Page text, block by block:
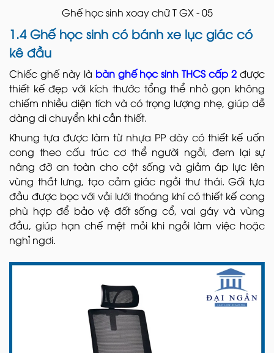
Ghế học sinh xoay chữ T GX - 05
1.4 Ghế học sinh có bánh xe lục giác có
kê đầu
Chiếc ghế này là bàn ghế học sinh THCS cấp 2 được
thiết kế đẹp với kích thước tổng thể nhỏ gọn không
chiếm nhiều diện tích và có trọng lượng nhẹ, giúp dễ
dàng di chuyển khi cần thiết.
Khung tựa được làm từ nhựa PP dày có thiết kế uốn
cong theo cấu trúc cơ thể người ngồi, đem lại sự
nâng đỡ an toàn cho cột sống và giảm áp lực lên
vùng thắt lưng, tạo cảm giác ngồi thư thái. Gối tựa
đầu được bọc với vải lưới thoáng khí có thiết kế cong
phù hợp để bảo vệ đốt sống cổ, vai gáy và vùng
đầu, giúp hạn chế mệt mỏi khi ngồi làm việc hoặc
nghỉ ngơi.